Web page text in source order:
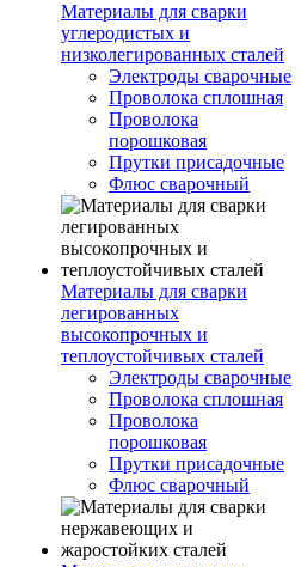
Материалы для сварки
углеродистых и
низколегированных сталей
Электроды сварочные
Проволока сплошная
Проволока
порошковая
Прутки присадочные
Флюс сварочный
Материалы для сварки
легированных
высокопрочных и
теплоустойчивых сталей
Электроды сварочные
Проволока сплошная
Проволока
порошковая
Прутки присадочные
Флюс сварочный